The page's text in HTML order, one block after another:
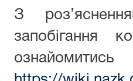
З
запобігання